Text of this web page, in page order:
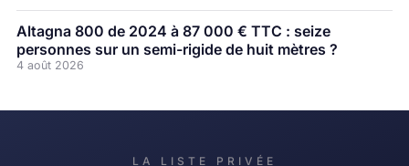
Altagna 800 de 2024 à 87 000 € TTC : seize
personnes sur un semi-rigide de huit mètres ?
4 août 2026
LA LISTE PRIVÉE